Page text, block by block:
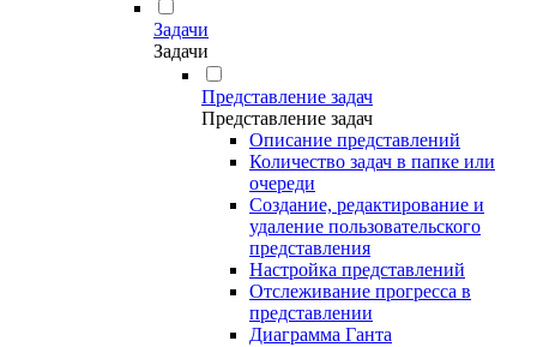
Задачи
Задачи
Представление задач
Представление задач
Описание представлений
Количество задач в папке или
очереди
Создание, редактирование и
удаление пользовательского
представления
Настройка представлений
Отслеживание прогресса в
представлении
Диаграмма Ганта